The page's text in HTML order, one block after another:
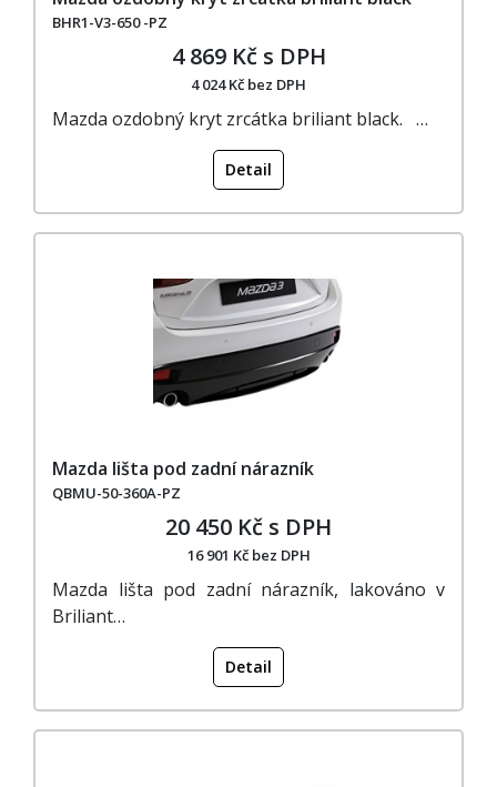
BHR1-V3-650 -PZ
4 869 Kč s DPH
4 024 Kč bez DPH
Mazda ozdobný kryt zrcátka briliant black. …
Detail
Mazda lišta pod zadní nárazník
QBMU-50-360A-PZ
20 450 Kč s DPH
16 901 Kč bez DPH
Mazda lišta pod zadní nárazník, lakováno v
Briliant…
Detail